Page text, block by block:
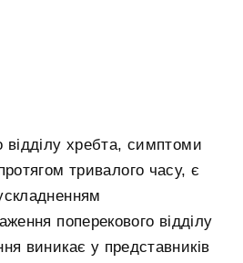
відділу хребта, симптоми
тривалого часу, є
поперекового відділу
виникає у представників